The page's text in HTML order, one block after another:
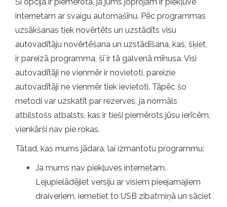
Šī opcija ir piemērota, ja jums joprojām ir piekļuve
internetam ar svaigu automašīnu. Pēc programmas
uzsākšanas tiek novērtēts un uzstādīts visu
autovadītāju novērtēšana un uzstādīšana, kas, šķiet,
ir pareizā programma, šī ir tā galvenā mīnusa. Visi
autovadītāji ne vienmēr ir novietoti, pareizie
autovadītāji ne vienmēr tiek ievietoti. Tāpēc šo
metodi var uzskatīt par rezerves, ja normāls
atbilstošs atbalsts, kas ir tieši piemērots jūsu ierīcēm,
vienkārši nav pie rokas.
Tātad, kas mums jādara, lai izmantotu programmu:
Ja mums nav piekļuves internetam.
Lejupielādējiet versiju ar visiem pieejamajiem
draiveriem, iemetiet to USB zibatmiņā un sāciet